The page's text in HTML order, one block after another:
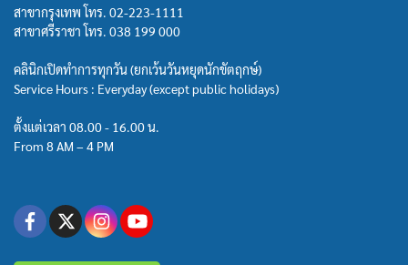
สาขากรุงเทพ โทร. 02-223-1111
สาขาศรีราชา โทร. 038 199 000
คลินิกเปิดทำการทุกวัน (ยกเว้นวันหยุดนักขัตฤกษ์)
Service Hours : Everyday (except public holidays)
ตั้งแต่เวลา 08.00 - 16.00 น.
From 8 AM – 4 PM